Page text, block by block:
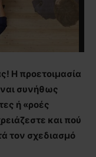
Η προετοιμασία
συνήθως
ή «ροές
και πού
τον σχεδιασμό